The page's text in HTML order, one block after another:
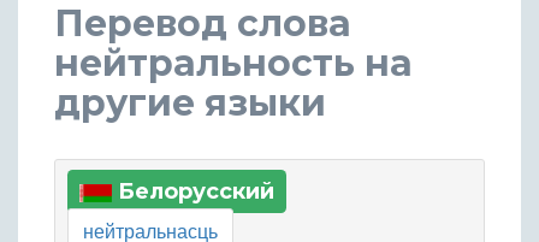
Перевод слова
нейтральность на
другие языки
Белорусский
нейтральнасць